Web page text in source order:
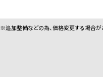
※追加整備などの為、価格変更する場合が